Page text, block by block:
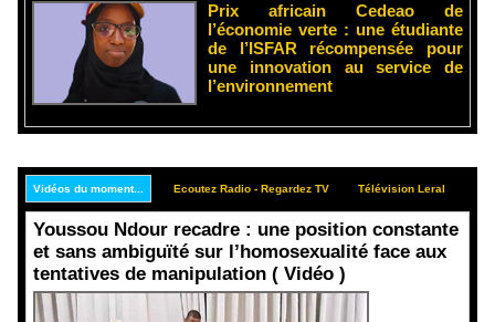
Prix africain Cedeao de
l’économie verte : une étudiante
de l’ISFAR récompensée pour
une innovation au service de
l’environnement
Vidéos du moment... Ecoutez Radio - Regardez TV Télévision Leral
Youssou Ndour recadre : une position constante
et sans ambiguïté sur l’homosexualité face aux
tentatives de manipulation ( Vidéo )